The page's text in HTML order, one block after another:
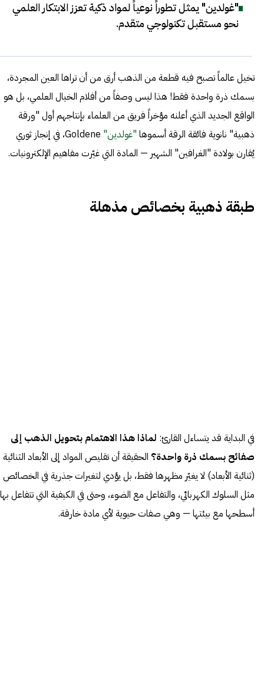
"غولدين" يمثل تطوراً نوعياً لمواد ذكية تعزز الابتكار العلمي
نحو مستقبل تكنولوجي متقدم.
تخيل عالماً تصبح فيه قطعة من الذهب أرق من أن تراها العين المجردة،
بسمك ذرة واحدة فقط! هذا ليس وصفاً من أفلام الخيال العلمي، بل هو
الواقع الجديد الذي أعلنه مؤخراً فريق من العلماء بإنتاجهم أول "ورقة
ذهبية" نانوية فائقة الرقة أسموها "غولدين"
Goldene، في إنجاز ثوري
يُقارن بولادة "الغرافين" الشهير — المادة التي غيّرت مفاهيم الإلكترونيات.
طبقة ذهبية بخصائص مذهلة
في البداية قد يتساءل القارئ: لماذا هذا الاهتمام بتحويل الذهب إلى
صفائح بسمك ذرة واحدة؟ الحقيقة أن تقليص المواد إلى الأبعاد الثنائية
(ثنائية الأبعاد) لا يغيّر مظهرها فقط، بل يؤدي لتغيرات جذرية في الخصائص
مثل السلوك الكهربائي، والتفاعل مع الضوء، وحتى في الكيفية التي تتفاعل بها
أسطحها مع بيئتها — وهي صفات حيوية لأي مادة خارقة.